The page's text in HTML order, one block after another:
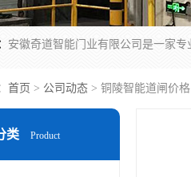
首页 > 公司动态 > 铜陵智能道闸价格
类 Product